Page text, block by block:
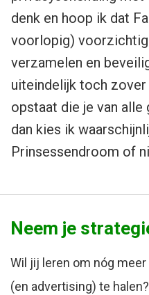
denk en hoop ik dat
voorlopig)
verzamelen en
uiteindelijk toch
opstaat die je van
dan kies ik
Prinsessendroom of
Neem je
Wil jij leren om nóg
(en advertising) te